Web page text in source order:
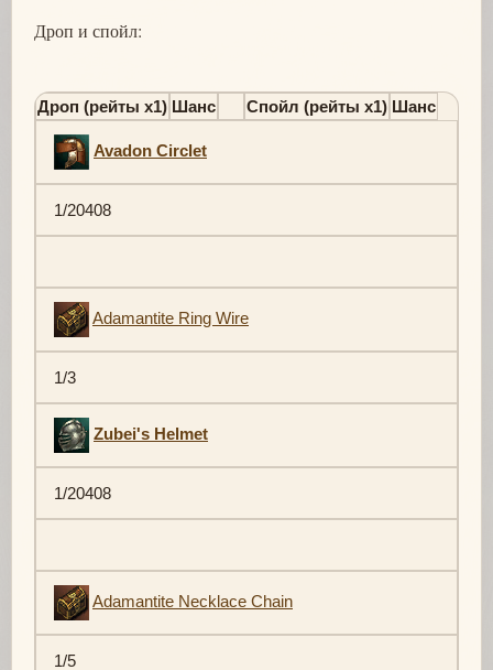
Дроп и спойл:
Дроп (рейты х1) Шанс Спойл (рейты х1) Шанс
Avadon Circlet
1/20408
Adamantite Ring Wire
1/3
Zubei's Helmet
1/20408
Adamantite Necklace Chain
1/5